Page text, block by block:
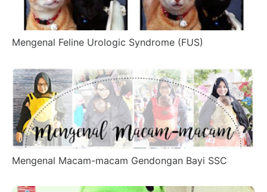
Mengenal Feline Urologic Syndrome (FUS)
Mengenal Macam-macam Gendongan Bayi SSC